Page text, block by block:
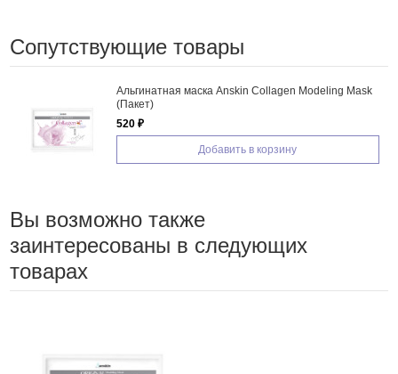
Сопутствующие товары
Альгинатная маска Anskin Collagen Modeling Mask
(Пакет)
520 ₽
Добавить в корзину
Вы возможно также
заинтересованы в следующих
товарах